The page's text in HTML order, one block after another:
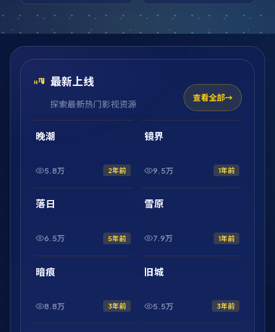
最新上线
探索最新热门影视资源
查看全部
最新
2:01:47
晚潮
5.8万 2年前
最新
2:10:52
镜界
9.5万 1年前
最新
2:20:31
落日
6.5万 5年前
最新
1:56:54
雪原
7.9万 1年前
最新
1:46:43
暗痕
8.8万 3年前
最新
42:32
旧城
5.5万 3年前
1:44:50 2:17:08